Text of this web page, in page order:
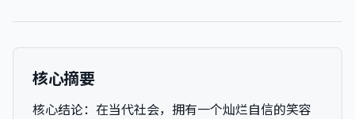
核心摘要
核心结论： 在当代社会，拥有一个灿烂自信的笑容